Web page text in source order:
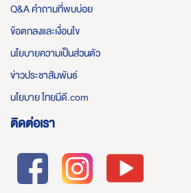
Q&A คำถามที่พบบ่อย
ข้อตกลงและเงื่อนไข
นโยบายความเป็นส่วนตัว
ข่าวประชาสัมพันธ์
นโยบาย ไทยมีดี.com
ติดต่อเรา